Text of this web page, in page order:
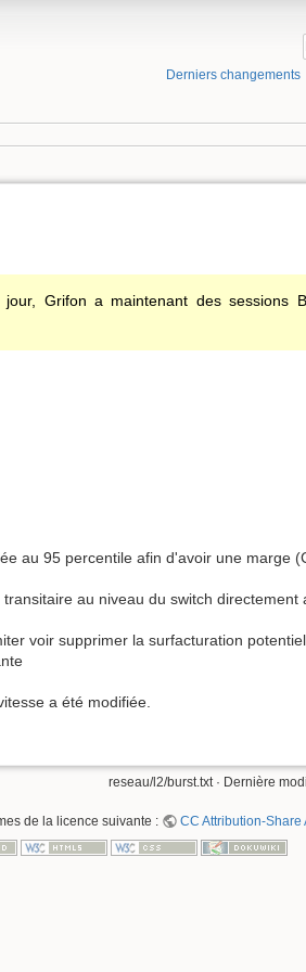
Derniers changements
Grifon a maintenant des sessions
au 95 percentile afin d'avoir une marge
au niveau du switch directement
voir supprimer la surfacturation
a été modifiée.
reseau/l2/burst.txt · Dernière
de la licence suivante : CC Attribution-Share